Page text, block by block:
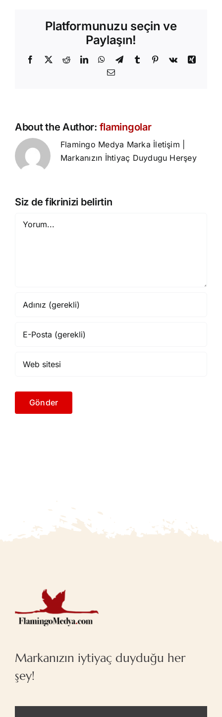
Platformunuzu seçin ve
Paylaşın!
Facebook
X RedditLinkedInWhatsApp
TelegramTumblr Pinterest
Vk
Xing
E-
About the Author: flamingolar
Flamingo Medya Marka İletişim |
Markanızın İhtiyaç Duydugu Herşey
Siz de fikrinizi belirtin
Yorum
Markanızın iytiyaç duyduğu her
şey!